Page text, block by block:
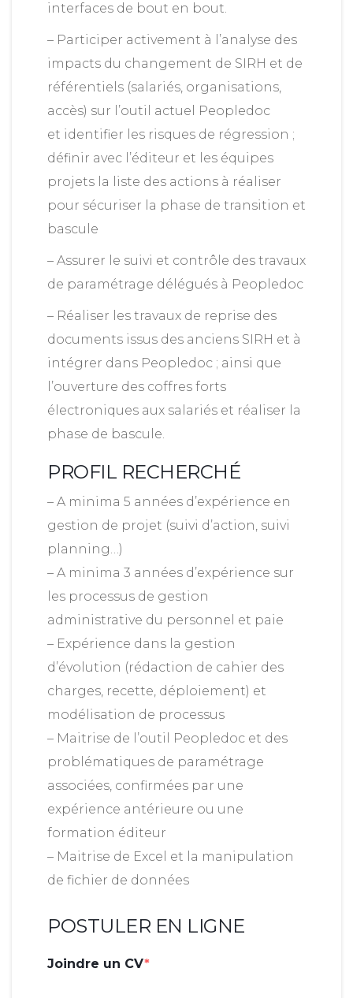
interfaces de bout en bout.
– Participer activement à l’analyse des
impacts du changement de SIRH et de
référentiels (salariés, organisations,
accès) sur l’outil actuel Peopledoc
et identifier les risques de régression ;
définir avec l’éditeur et les équipes
projets la liste des actions à réaliser
pour sécuriser la phase de transition et
bascule
– Assurer le suivi et contrôle des travaux
de paramétrage délégués à Peopledoc
– Réaliser les travaux de reprise des
documents issus des anciens SIRH et à
intégrer dans Peopledoc ; ainsi que
l’ouverture des coffres forts
électroniques aux salariés et réaliser la
phase de bascule.
PROFIL RECHERCHÉ
– A minima 5 années d’expérience en
gestion de projet (suivi d’action, suivi
planning…)
– A minima 3 années d’expérience sur
les processus de gestion
administrative du personnel et paie
– Expérience dans la gestion
d’évolution (rédaction de cahier des
charges, recette, déploiement) et
modélisation de processus
– Maitrise de l’outil Peopledoc et des
problématiques de paramétrage
associées, confirmées par une
expérience antérieure ou une
formation éditeur
– Maitrise de Excel et la manipulation
de fichier de données
POSTULER EN LIGNE
Joindre un CV*